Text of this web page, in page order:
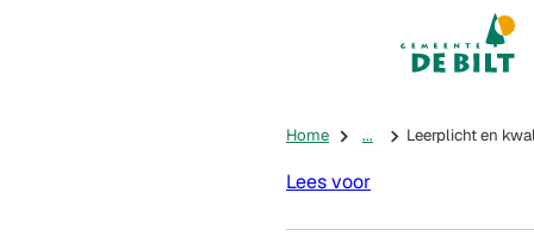
Mijn De Bilt
(Verwijst
Home ... Leerplicht en
Lees voor